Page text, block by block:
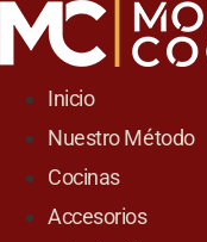
Skip
contentInicio
Nuestro Método
Cocinas
Accesorios